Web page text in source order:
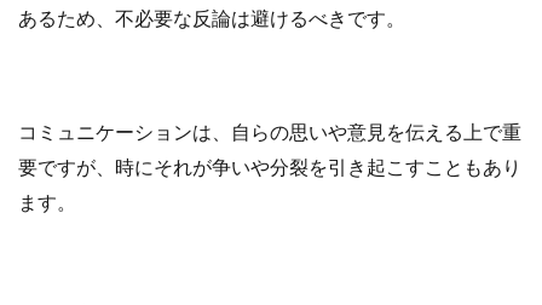
あるため、不必要な反論は避けるべきです。
コミュニケーションは、自らの思いや意見を伝える上で重
要ですが、時にそれが争いや分裂を引き起こすこともあり
ます。